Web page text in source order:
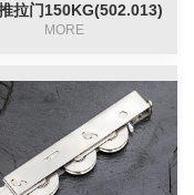
拉门150KG(502.013)
MORE